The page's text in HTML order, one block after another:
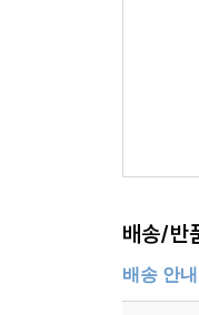
은 완전
배송/반
배송 안내